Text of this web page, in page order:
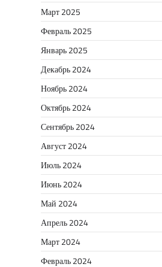
Март 2025
Февраль 2025
Январь 2025
Декабрь 2024
Ноябрь 2024
Октябрь 2024
Сентябрь 2024
Август 2024
Июль 2024
Июнь 2024
Май 2024
Апрель 2024
Март 2024
Февраль 2024